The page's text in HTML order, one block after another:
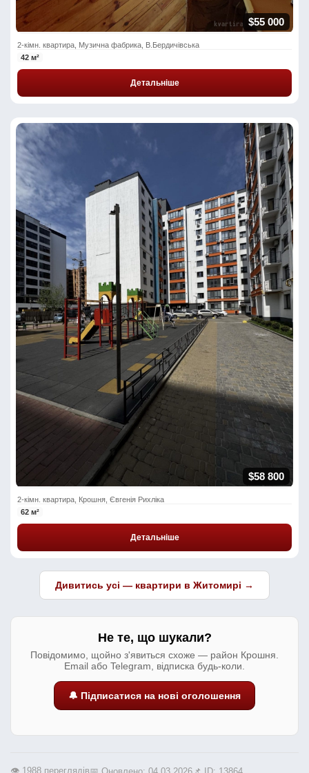
$55 000
2-кімн. квартира, Музична фабрика, В.Бердичівська
42 м²
Детальніше
$58 800
2-кімн. квартира, Крошня, Євгенія Рихліка
62 м²
Детальніше
Дивитись усі — квартири в Житомирі →
Не те, що шукали?
Повідомимо, щойно з'явиться схоже — район Крошня.
Email або Telegram, відписка будь-коли.
🔔 Підписатися на нові оголошення
👁️ 1988 переглядів